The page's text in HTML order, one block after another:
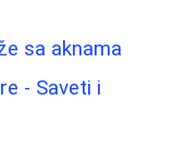
sa aknama
- Saveti i